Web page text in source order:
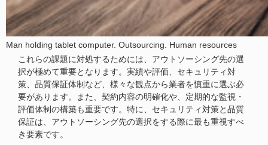
Man holding tablet computer. Outsourcing. Human resources
これらの課題に対処するためには、アウトソーシング先の選
択が極めて重要となります。実績や評価、セキュリティ対
策、品質保証体制など、様々な観点から業者を慎重に選ぶ必
要があります。また、契約内容の明確化や、定期的な監視・
評価体制の構築も重要です。特に、セキュリティ対策と品質
保証は、アウトソーシング先の選択をする際に最も重視すべ
き要素です。